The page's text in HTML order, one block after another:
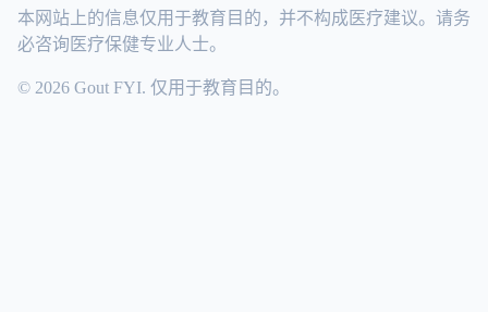
本网站上的信息仅用于教育目的，并不构成医疗建议。请务
必咨询医疗保健专业人士。
© 2026 Gout FYI. 仅用于教育目的。